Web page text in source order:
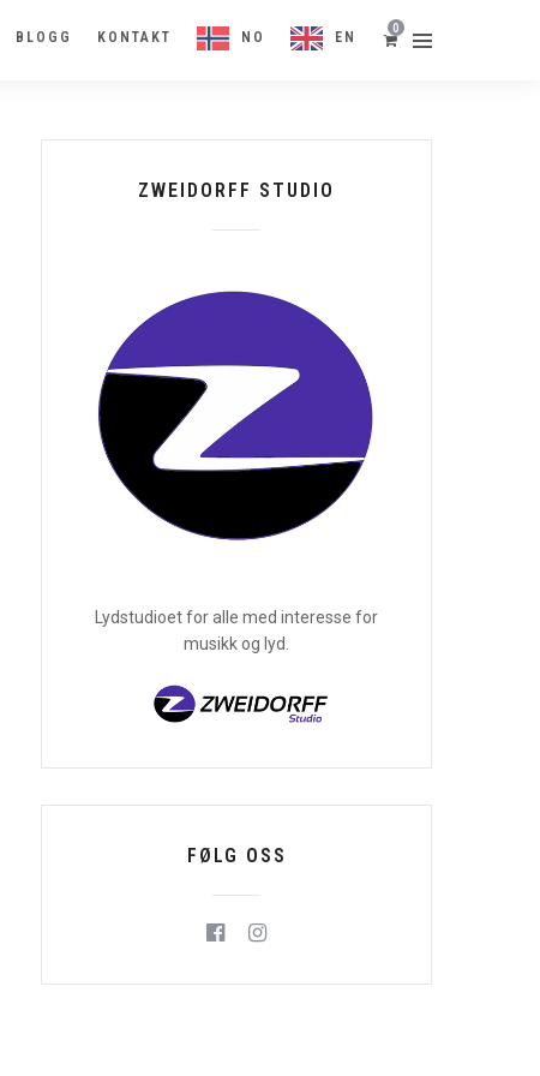
0
BLOGG KONTAKT NO EN
ZWEIDORFF STUDIO
Lydstudioet for alle med interesse for
musikk og lyd.
FØLG OSS